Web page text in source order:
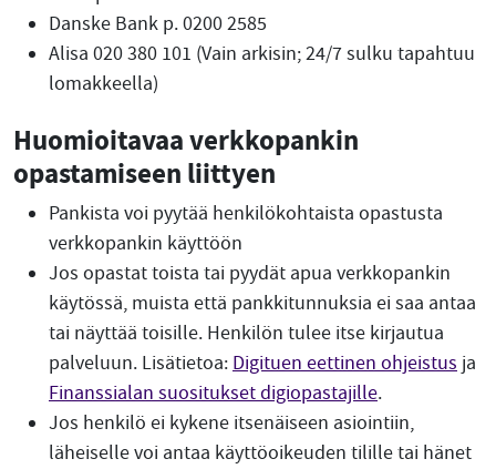
Danske Bank p. 0200 2585
Alisa 020 380 101 (Vain arkisin; 24/7 sulku tapahtuu
lomakkeella)
Huomioitavaa verkkopankin
opastamiseen liittyen
Pankista voi pyytää henkilökohtaista opastusta
verkkopankin käyttöön
Jos opastat toista tai pyydät apua verkkopankin
käytössä, muista että pankkitunnuksia ei saa antaa
tai näyttää toisille. Henkilön tulee itse kirjautua
palveluun. Lisätietoa: Digituen eettinen ohjeistus ja
Finanssialan suositukset digiopastajille.
Jos henkilö ei kykene itsenäiseen asiointiin,
läheiselle voi antaa käyttöoikeuden tilille tai hänet